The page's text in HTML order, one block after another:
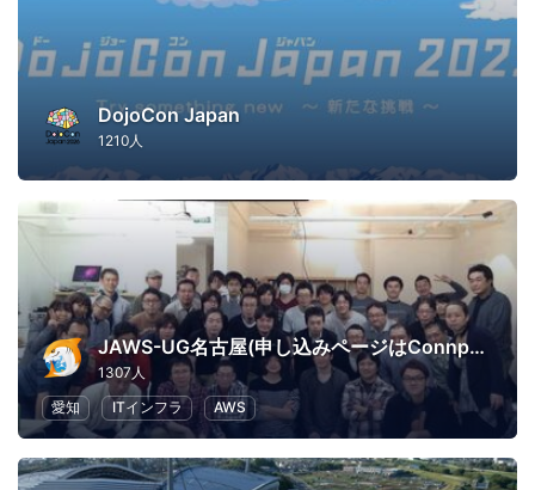
DojoCon Japan
1210人
JAWS-UG名古屋(申し込みページはConnpassへ移行)
1307人
愛知
ITインフラ AWS